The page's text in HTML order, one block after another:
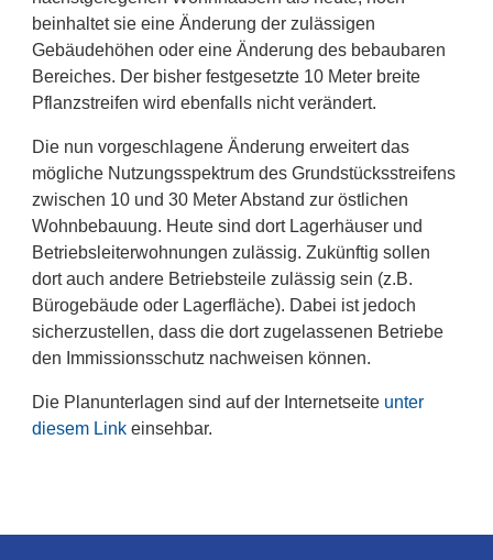
beinhaltet sie eine Änderung der zulässigen
Gebäudehöhen oder eine Änderung des bebaubaren
Bereiches. Der bisher festgesetzte 10 Meter breite
Pflanzstreifen wird ebenfalls nicht verändert.
Die nun vorgeschlagene Änderung erweitert das
mögliche Nutzungsspektrum des Grundstücksstreifens
zwischen 10 und 30 Meter Abstand zur östlichen
Wohnbebauung. Heute sind dort Lagerhäuser und
Betriebsleiterwohnungen zulässig. Zukünftig sollen
dort auch andere Betriebsteile zulässig sein (z.B.
Bürogebäude oder Lagerfläche). Dabei ist jedoch
sicherzustellen, dass die dort zugelassenen Betriebe
den Immissionsschutz nachweisen können.
Die Planunterlagen sind auf der Internetseite unter
diesem Linkeinsehbar.